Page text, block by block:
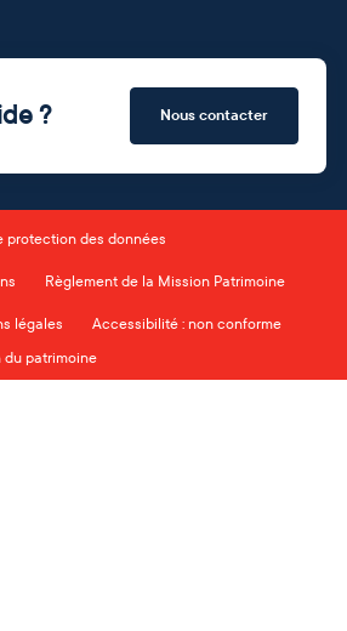
? Nous contacter
protection des données
Règlement de la Mission Patrimoine
légales
Accessibilité : non conforme
patrimoine